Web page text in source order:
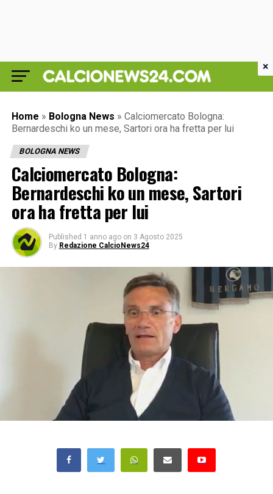
Home » Bologna News » Calciomercato Bologna:
Bernardeschi ko un mese, Sartori ora ha fretta per lui
BOLOGNA NEWS
Calciomercato Bologna:
Bernardeschi ko un mese, Sartori
ora ha fretta per lui
Published 1 anno ago on 3 Agosto 2025
By Redazione CalcioNews24
×